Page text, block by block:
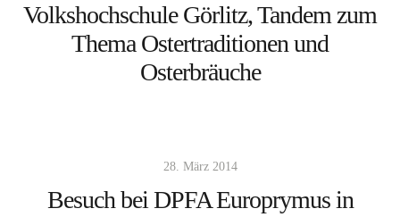
Volkshochschule Görlitz, Tandem zum
Thema Ostertraditionen und
Osterbräuche
28. März 2014
Besuch bei DPFA Europrymus in